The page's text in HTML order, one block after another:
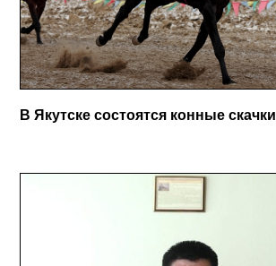
В Якутске состоятся конные скачки